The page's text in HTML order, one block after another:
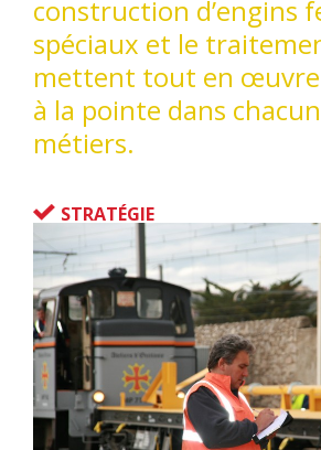
construction d’engins
spéciaux et le
mettent tout en
à la pointe dans
métiers.
STRATÉGIE